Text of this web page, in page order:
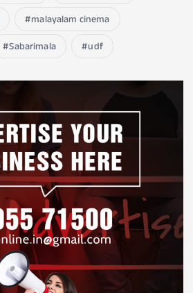
malayalam cinema
Sabarimala udf